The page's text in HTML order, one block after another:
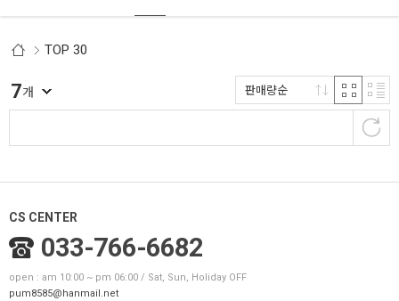
TOP 30
7개 판매량순
CS CENTER
033-766-6682
open : am 10:00 ~ pm 06:00 / Sat, Sun, Holiday OFF
pum8585@hanmail.net